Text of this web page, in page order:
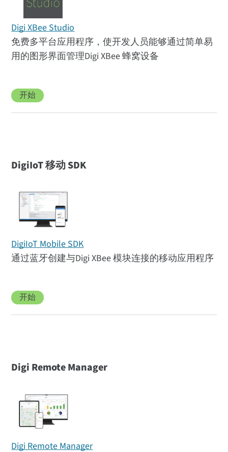
Digi XBee Studio
免费多平台应用程序，使开发人员能够通过简单易
用的图形界面管理Digi XBee 蜂窝设备
开始
DigiIoT 移动 SDK
DigiIoT Mobile SDK
通过蓝牙创建与Digi XBee 模块连接的移动应用程序
开始
Digi Remote Manager
Digi Remote Manager